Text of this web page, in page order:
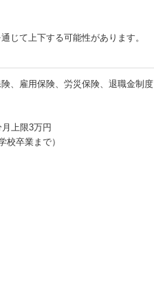
じて上下する可能性があります。
、雇用保険、労災保険、退職金制度
上限3万円
校卒業まで）